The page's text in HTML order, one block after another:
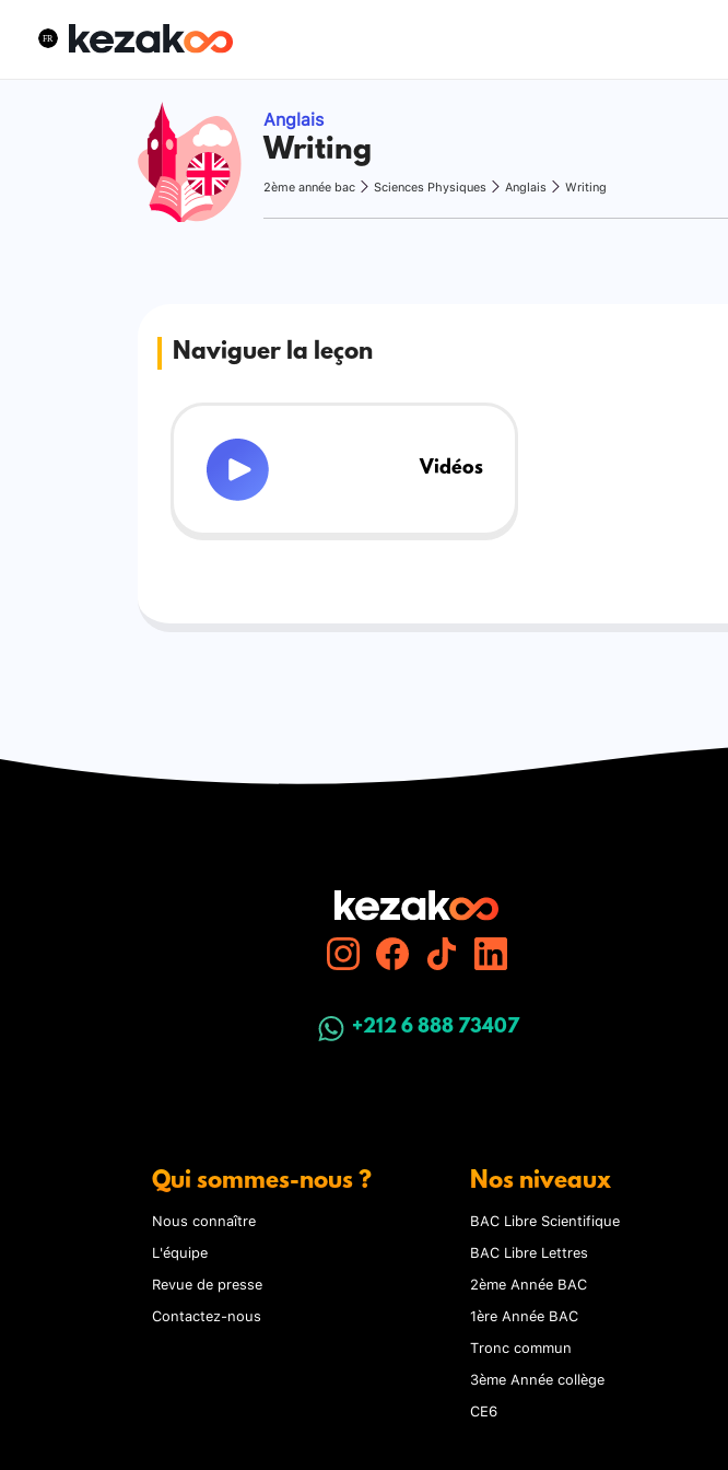
Anglais
Writing
2ème année bac Sciences Physiques Anglais Writing
Naviguer la leçon
Vidéos
+212 6 888 73407
Qui sommes-nous ?
Nous connaître
L'équipe
Revue de presse
Contactez-nous
Nos niveaux
BAC Libre Scientifique
BAC Libre Lettres
2ème Année BAC
1ère Année BAC
Tronc commun
3ème Année collège
CE6